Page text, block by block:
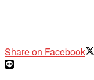
Share on Facebook